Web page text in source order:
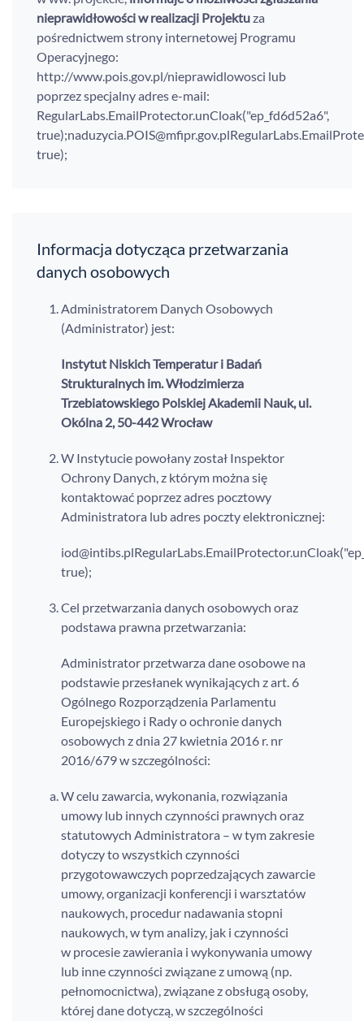
nieprawidłowości w realizacji Projektuza
pośrednictwem strony internetowej Programu
Operacyjnego:
http://www.pois.gov.pl/nieprawidlowosci lub
poprzez specjalny adres e-mail:
RegularLabs.EmailProtector.unCloak("ep_fd6d52a6",
true);
true);
Informacja dotycząca przetwarzania
danych osobowych
Administratorem Danych Osobowych
(Administrator) jest:
Instytut Niskich Temperatur i Badań
Strukturalnych im. Włodzimierza
Trzebiatowskiego Polskiej Akademii Nauk, ul.
Okólna 2, 50-442 Wrocław
W Instytucie powołany został Inspektor
Ochrony Danych, z którym można się
kontaktować poprzez adres pocztowy
Administratora lub adres poczty elektronicznej:
true);
Cel przetwarzania danych osobowych oraz
podstawa prawna przetwarzania:
Administrator przetwarza dane osobowe na
podstawie przesłanek wynikających z art. 6
Ogólnego Rozporządzenia Parlamentu
Europejskiego i Rady o ochronie danych
osobowych z dnia 27 kwietnia 2016 r. nr
2016/679 w szczególności:
W celu zawarcia, wykonania, rozwiązania
umowy lub innych czynności prawnych oraz
statutowych Administratora – w tym zakresie
dotyczy to wszystkich czynności
przygotowawczych poprzedzających zawarcie
umowy, organizacji konferencji i warsztatów
naukowych, procedur nadawania stopni
naukowych, w tym analizy, jak i czynności
w procesie zawierania i wykonywania umowy
lub inne czynności związane z umową (np.
pełnomocnictwa), związane z obsługą osoby,
której dane dotyczą, w szczególności